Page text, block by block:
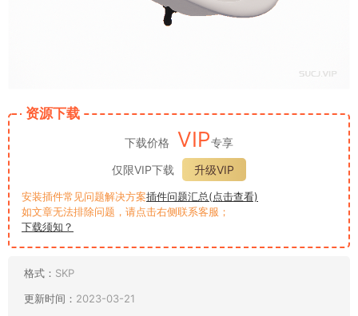
资源下载
下载价格 VIP专享
仅限VIP下载
升级VIP
安装插件常见问题解决方案插件问题汇总(点击查看)
如文章无法排除问题，请点击右侧联系客服；
下载须知？
格式： SKP
更新时间： 2023-03-21